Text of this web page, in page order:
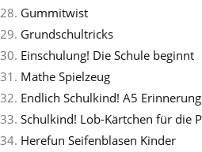
28. Gummitwist
29. Grundschultricks
30. Einschulung! Die Schule beginnt
31. Mathe Spielzeug
32. Endlich Schulkind! A5
33. Schulkind! Lob-Kärtchen für die
34. Herefun Seifenblasen Kinder